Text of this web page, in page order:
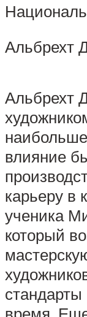
Альбрехт
Альбрехт
влияние
карьеру в
ученика
который